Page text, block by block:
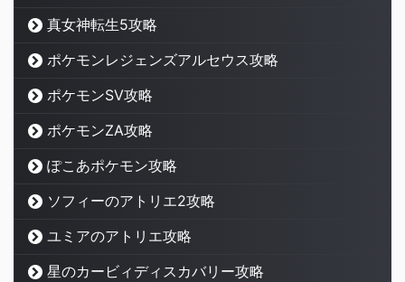
真女神転生5攻略
ポケモンレジェンズアルセウス攻略
ポケモンSV攻略
ポケモンZA攻略
ぽこあポケモン攻略
ソフィーのアトリエ2攻略
ユミアのアトリエ攻略
星のカービィディスカバリー攻略